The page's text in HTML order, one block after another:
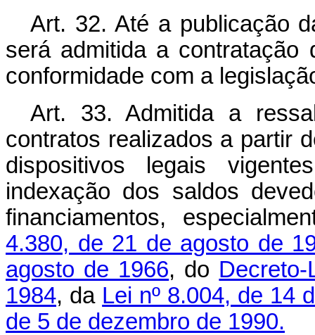
Art. 32. Até a publicação
será admitida a contratação
conformidade com a
Art. 33. Admitida a
contratos realizados a partir
dispositivos legais
indexação dos saldos
financiamentos,
4.380, de 21 de agosto de
agosto de 1966, do
1984, da Lei nº 8.004, de 14
de 5 de dezembro de 1990.